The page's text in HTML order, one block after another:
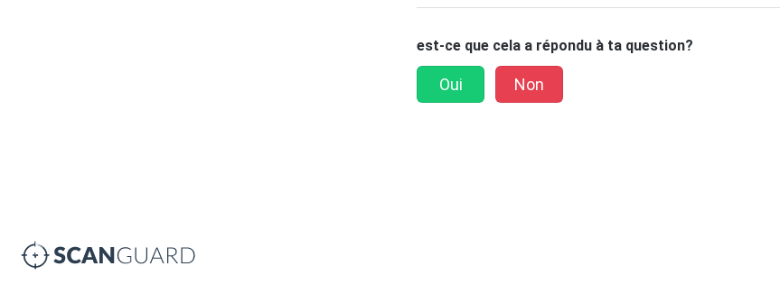
est-ce que cela a répondu à ta question?
Oui Non